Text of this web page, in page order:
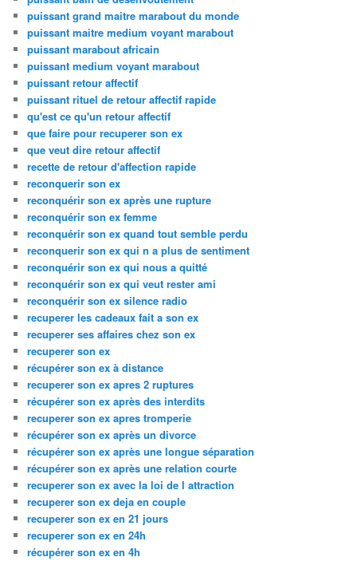
puissant grand maitre marabout du monde
puissant maitre medium voyant marabout
puissant marabout africain
puissant medium voyant marabout
puissant retour affectif
puissant rituel de retour affectif rapide
qu'est ce qu'un retour affectif
que faire pour recuperer son ex
que veut dire retour affectif
recette de retour d'affection rapide
reconquerir son ex
reconquérir son ex après une rupture
reconquérir son ex femme
reconquérir son ex quand tout semble perdu
reconquerir son ex qui n a plus de sentiment
reconquérir son ex qui nous a quitté
reconquérir son ex qui veut rester ami
reconquérir son ex silence radio
recuperer les cadeaux fait a son ex
recuperer ses affaires chez son ex
recuperer son ex
récupérer son ex à distance
recuperer son ex apres 2 ruptures
récupérer son ex après des interdits
recuperer son ex apres tromperie
récupérer son ex après un divorce
récupérer son ex après une longue séparation
récupérer son ex après une relation courte
recuperer son ex avec la loi de l attraction
recuperer son ex deja en couple
recuperer son ex en 21 jours
recuperer son ex en 24h
récupérer son ex en 4h